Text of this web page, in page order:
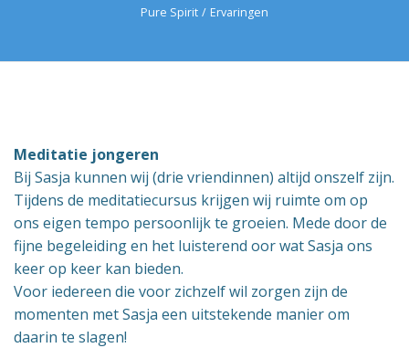
Pure Spirit Ervaringen
Meditatie jongeren
Bij Sasja kunnen wij (drie vriendinnen) altijd onszelf zijn.
Tijdens de meditatiecursus krijgen wij ruimte om op
ons eigen tempo persoonlijk te groeien. Mede door de
fijne begeleiding en het luisterend oor wat Sasja ons
keer op keer kan bieden.
Voor iedereen die voor zichzelf wil zorgen zijn de
momenten met Sasja een uitstekende manier om
daarin te slagen!